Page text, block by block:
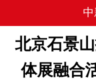
北京石景
体展融合